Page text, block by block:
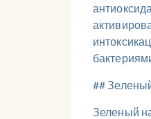
##
Зеленый